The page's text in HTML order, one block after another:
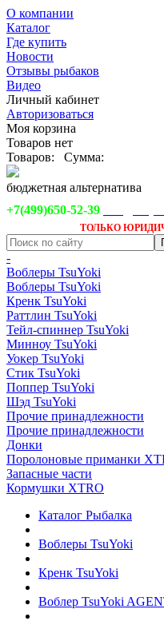
О компании
Каталог
Где купить
Новости
Отзывы рыбаков
Видео
Личный кабинет
Авторизоваться
Моя корзина
Товаров нет
Товаров:
Сумма:
бюджетная альтернатива
+7(499)650-52-39
ТОЛЬКО
-
Воблеры TsuYoki
Воблеры TsuYoki
Кренк TsuYoki
Раттлин TsuYoki
Тейл-спиннер TsuYoki
Минноу TsuYoki
Уокер TsuYoki
Стик TsuYoki
Поппер TsuYoki
Шэд TsuYoki
Прочие принадлежности
Прочие принадлежности
Донки
Поролоновые приманки
Запасные части
Кормушки XTRO
Каталог Рыбалка
Воблеры TsuYoki
Кренк TsuYoki
Воблер TsuYoki